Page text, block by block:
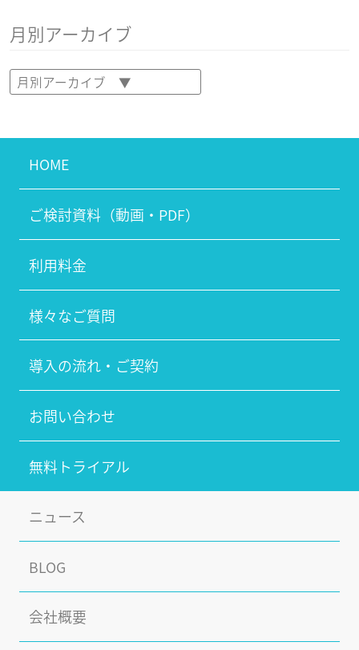
月別アーカイブ
HOME
ご検討資料（動画・PDF）
利用料金
様々なご質問
導入の流れ・ご契約
お問い合わせ
無料トライアル
ニュース
BLOG
会社概要